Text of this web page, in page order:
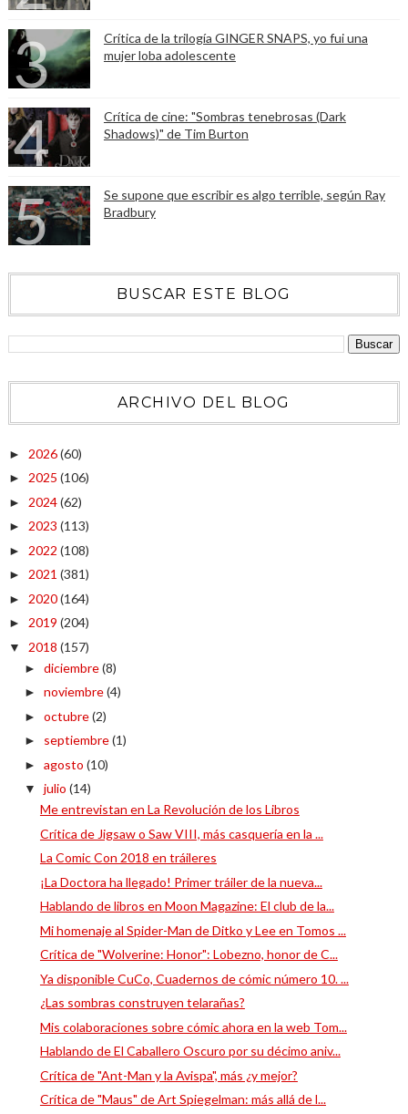
Crítica de la trilogía GINGER SNAPS, yo fui una
mujer loba adolescente
Crítica de cine: "Sombras tenebrosas (Dark
Shadows)" de Tim Burton
Se supone que escribir es algo terrible, según Ray
Bradbury
BUSCAR ESTE BLOG
ARCHIVO DEL BLOG
► 2026(60)
► 2025 (106)
► 2024(62)
► 2023 (113)
► 2022 (108)
► 2021 (381)
► 2020(164)
► 2019 (204)
▼ 2018 (157)
► diciembre(8)
► noviembre(4)
► octubre(2)
► septiembre(1)
► agosto (10)
▼ julio (14)
Me entrevistan en La Revolución de los Libros
Crítica de Jigsaw o Saw VIII, más casquería en la ...
La Comic Con 2018 en tráileres
¡La Doctora ha llegado! Primer tráiler de la nueva...
Hablando de libros en Moon Magazine: El club de la...
Mi homenaje al Spider-Man de Ditko y Lee en Tomos ...
Crítica de "Wolverine: Honor": Lobezno, honor de C...
Ya disponible CuCo, Cuadernos de cómic número 10. ...
¿Las sombras construyen telarañas?
Mis colaboraciones sobre cómic ahora en la web Tom...
Hablando de El Caballero Oscuro por su décimo aniv...
Crítica de "Ant-Man y la Avispa", más ¿y mejor?
Crítica de "Maus" de Art Spiegelman: más allá de l...